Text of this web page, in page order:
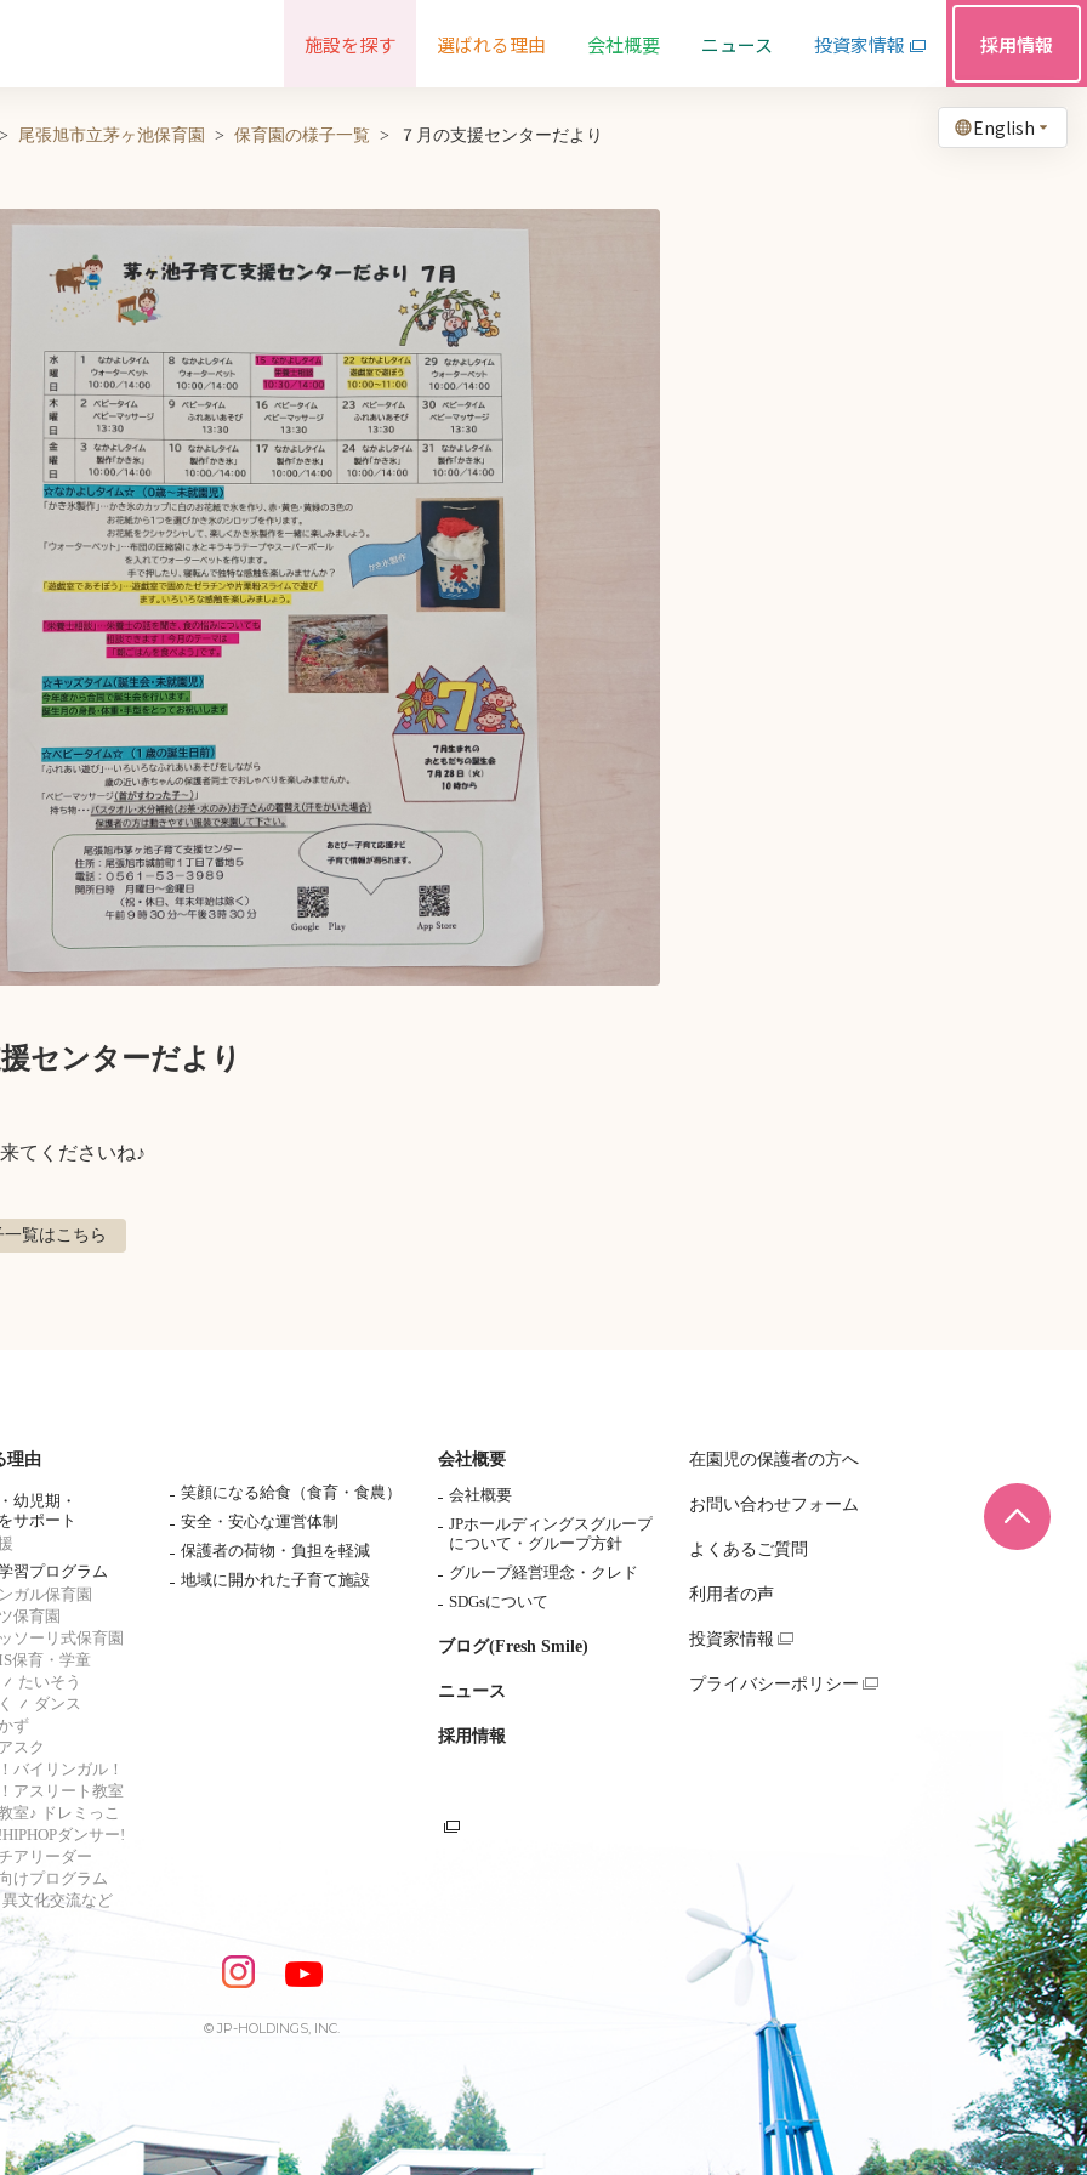
English
施設を探す 選ばれる理由 会社概要 ニュース 投資家情報 採用情報
尾張旭市立茅ヶ池保育園 保育園の様子一覧 ７月の支援センターだより
センターだより
てくださいね♪
一覧はこちら
ページ
理由
幼児期・
サポート
習プログラム
ガル保育園
保育園
ソーリ式保育園
保育・学童
たいそう
ダンス
ず
スク
バイリンガル！
アスリート教室
室♪ ドレミっこ
ダンサー!
アリーダー
けプログラム
異文化交流など
笑顔になる給食（食育・食農）
安全・安心な運営体制
保護者の荷物・負担を軽減
地域に開かれた子育て施設
会社概要
会社概要
JPホールディングスグループ
について・ グループ方針
グループ経営理念・クレド
SDGsについて
ブログ(Fresh Smile)
ニュース
採用情報
在園児の保護者の方へ
お問い合わせフォーム
よくあるご質問
利用者の声
投資家情報
プライバシーポリシー
© JP-HOLDINGS, INC.